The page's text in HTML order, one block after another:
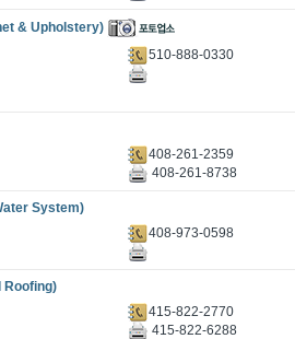
& Upholstery)
510-888-0330
408-261-2359
408-261-8738
System)
408-973-0598
Roofing)
415-822-2770
415-822-6288